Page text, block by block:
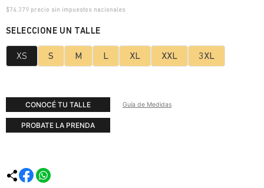
$74.379 precio sin impuestos nacionales
XS S M L XL XXL 3XL
CONOCÉ TU TALLE Guía de Medidas
PROBATE LA PRENDA